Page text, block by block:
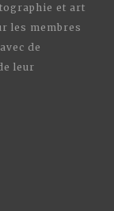
et art
les membres
de
leur